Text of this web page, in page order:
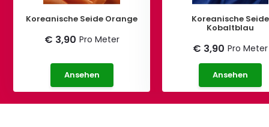
Koreanische Seide Orange
€ 3,90 Pro Meter
Ansehen
Koreanische Seide
Kobaltblau
€ 3,90 Pro Meter
Ansehen